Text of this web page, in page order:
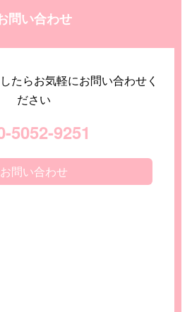
問い合わせ
たらお気軽にお問い合わせく
ださい
5052-9251
お問い合わせ